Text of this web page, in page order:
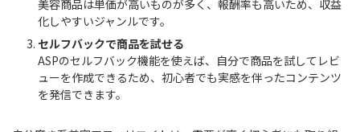
美容商品は単価が高いものが多く、報酬率も高いため、収益
化しやすいジャンルです。
セルフバックで商品を試せる
ASPのセルフバック機能を使えば、自分で商品を試してレビ
ューを作成できるため、初心者でも実感を伴ったコンテンツ
を発信できます。